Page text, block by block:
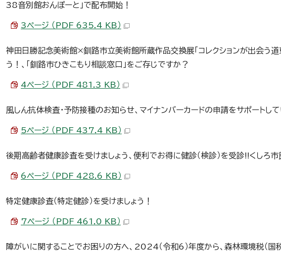
38音別館おんぽーと」で配布開始！
3ページ （PDF 635.4 KB）
神田日勝記念美術館×釧路市立美術館所蔵作品交換展「コレクションが出会う
う！、「釧路市ひきこもり相談窓口」をご存じですか？
4ページ （PDF 481.3 KB）
風しん抗体検査・予防接種のお知らせ、マイナンバーカードの申請をサポートし
5ページ （PDF 437.4 KB）
後期高齢者健康診査を受けましょう、便利でお得に健診（検診）を受診!!くしろ
6ページ （PDF 428.6 KB）
特定健康診査（特定健診）を受けましょう！
7ページ （PDF 461.0 KB）
障がいに関することでお困りの方へ、2024（令和6）年度から、森林環境税（国